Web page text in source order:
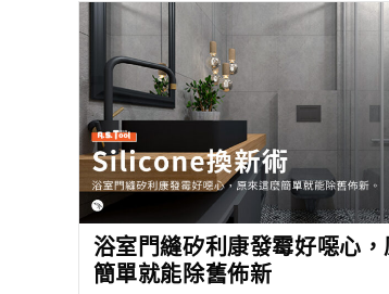
浴室門縫矽利康發霉好噁心
簡單就能除舊佈新